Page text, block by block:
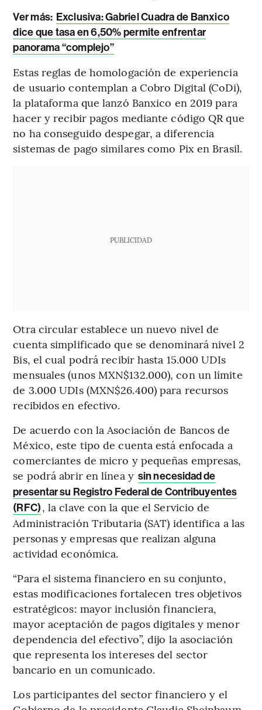
Ver más: Exclusiva: Gabriel Cuadra de Banxico
dice que tasa en 6,50% permite enfrentar
panorama “complejo”
Estas reglas de homologación de experiencia
de usuario contemplan a Cobro Digital (CoDi),
la plataforma que lanzó Banxico en 2019 para
hacer y recibir pagos mediante código QR que
no ha conseguido despegar, a diferencia
sistemas de pago similares como Pix en Brasil.
PUBLICIDAD
Otra circular establece un nuevo nivel de
cuenta simplificado que se denominará nivel 2
Bis, el cual podrá recibir hasta 15.000 UDIs
mensuales (unos MXN$132.000), con un límite
de 3.000 UDIs (MXN$26.400) para recursos
recibidos en efectivo.
De acuerdo con la Asociación de Bancos de
México, este tipo de cuenta está enfocada a
comerciantes de micro y pequeñas empresas,
se podrá abrir en línea y sin necesidad de
presentar su Registro Federal de Contribuyentes
(RFC), la clave con la que el Servicio de
Administración Tributaria (SAT) identifica a las
personas y empresas que realizan alguna
actividad económica.
“Para el sistema financiero en su conjunto,
estas modificaciones fortalecen tres objetivos
estratégicos: mayor inclusión financiera,
mayor aceptación de pagos digitales y menor
dependencia del efectivo”, dijo la asociación
que representa los intereses del sector
bancario en un comunicado.
Los participantes del sector financiero y el